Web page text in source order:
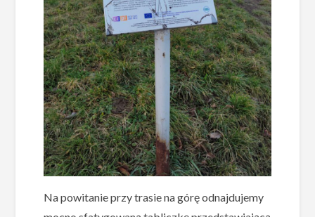
Na powitanie przy trasie na górę odnajdujemy